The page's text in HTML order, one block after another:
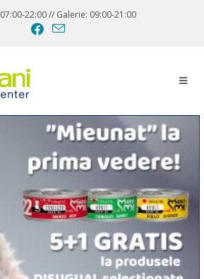
22:00 // Galerie: 09:00-21:00